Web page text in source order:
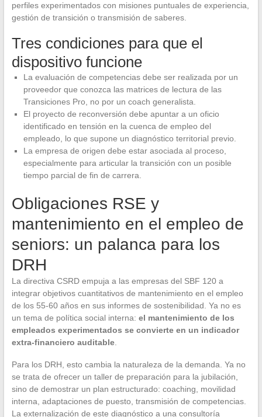
perfiles experimentados con misiones puntuales de experiencia,
gestión de transición o transmisión de saberes.
Tres condiciones para que el
dispositivo funcione
La evaluación de competencias debe ser realizada por un
proveedor que conozca las matrices de lectura de las
Transiciones Pro, no por un coach generalista.
El proyecto de reconversión debe apuntar a un oficio
identificado en tensión en la cuenca de empleo del
empleado, lo que supone un diagnóstico territorial previo.
La empresa de origen debe estar asociada al proceso,
especialmente para articular la transición con un posible
tiempo parcial de fin de carrera.
Obligaciones RSE y
mantenimiento en el empleo de
seniors: un palanca para los
DRH
La directiva CSRD empuja a las empresas del SBF 120 a
integrar objetivos cuantitativos de mantenimiento en el empleo
de los 55-60 años en sus informes de sostenibilidad. Ya no es
un tema de política social interna: el mantenimiento de los
empleados experimentados se convierte en un indicador
extra-financiero auditable.
Para los DRH, esto cambia la naturaleza de la demanda. Ya no
se trata de ofrecer un taller de preparación para la jubilación,
sino de demostrar un plan estructurado: coaching, movilidad
interna, adaptaciones de puesto, transmisión de competencias.
La externalización de este diagnóstico a una consultoría